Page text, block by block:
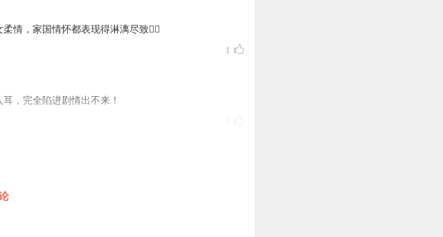
情，家国情怀都表现得淋漓尽致👍🏻
1
，完全陷进剧情出不来！